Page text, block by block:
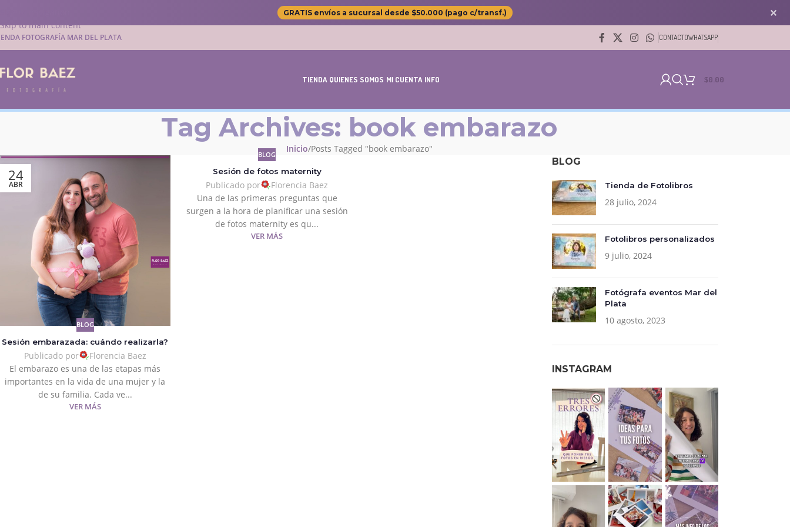
Skip to main content
GRATIS envíos a sucursal desde $50.000 (pago c/transf.) ✕
FOTOGRAFÍA MAR DEL PLATA CONTACTOWHATSAPP
TIENDA QUIENES SOMOS MI CUENTA INFO $0.00
Tag Archives: book embarazo
Inicio Posts Tagged "book embarazo"
24
ABR
BLOG
Sesión embarazada: cuándo realizarla?
Publicado por
Florencia Baez
El embarazo es una de las etapas más
importantes en la vida de una mujer y la
de su familia. Cada ve...
VER MÁS
BLOG
Sesión de fotos maternity
Publicado por
Florencia Baez
Una de las primeras preguntas que
surgen a la hora de planificar una sesión
de fotos maternity es qu...
VER MÁS
BLOG
Tienda de Fotolibros
28 julio, 2024
Fotolibros personalizados
9 julio, 2024
Fotógrafa eventos Mar del
Plata
10 agosto, 2023
INSTAGRAM